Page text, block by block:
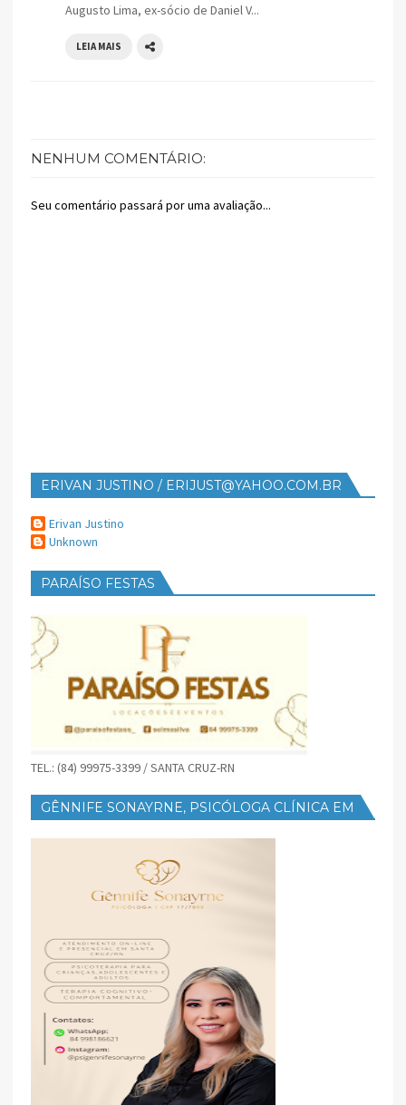
Augusto Lima, ex-sócio de Daniel V...
LEIA MAIS
NENHUM COMENTÁRIO:
Seu comentário passará por uma avaliação...
ERIVAN JUSTINO / ERIJUST@YAHOO.COM.BR
Erivan Justino
Unknown
PARAÍSO FESTAS
TEL.: (84) 99975-3399 / SANTA CRUZ-RN
GÊNNIFE SONAYRNE, PSICÓLOGA CLÍNICA EM